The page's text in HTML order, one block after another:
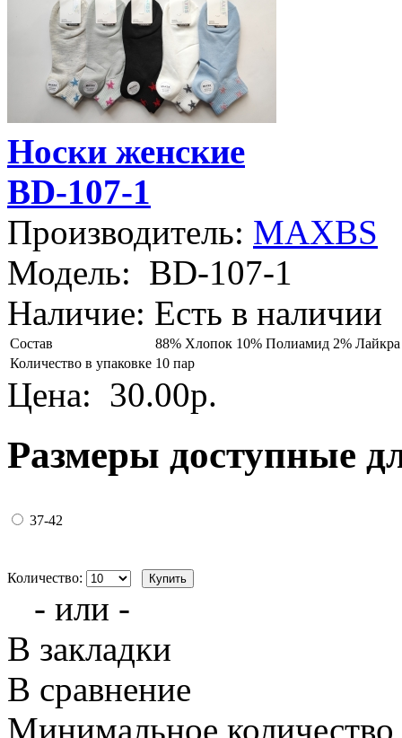
Носки женские
BD-107-1
Производитель: MAXBS
Модель: BD-107-1
Наличие: Есть в наличии
Состав
88% Хлопок 10% Полиамид 2% Лайкра
Количество в упаковке 10 пар
Цена: 30.00р.
Размеры доступные
37-42
Количество:
- или -
В закладки
В сравнение
Минимальное количество